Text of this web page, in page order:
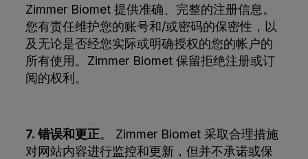
Zimmer Biomet 提供准确、完整的注册信息。
您有责任维护您的账号和/或密码的保密性，以
及无论是否经您实际或明确授权的您的帐户的
所有使用。Zimmer Biomet 保留拒绝注册或订
阅的权利。
7. 错误和更正。 Zimmer Biomet 采取合理措施
对网站内容进行监控和更新，但并不承诺或保